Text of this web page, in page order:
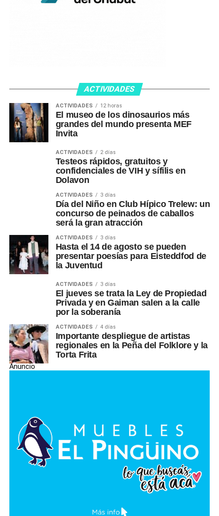
ACTIVIDADES
ACTIVIDADES 12 horas
El museo de los dinosaurios más
grandes del mundo presenta MEF
Invita
ACTIVIDADES 2 días
Testeos rápidos, gratuitos y
confidenciales de VIH y sífilis en
Dolavon
ACTIVIDADES 3 días
Día del Niño en Club Hípico Trelew: un
concurso de peinados de caballos
será la gran atracción
ACTIVIDADES 3 días
Hasta el 14 de agosto se pueden
presentar poesías para Eisteddfod de
la Juventud
ACTIVIDADES 3 días
El jueves se trata la Ley de Propiedad
Privada y en Gaiman salen a la calle
por la soberanía
ACTIVIDADES 4 días
Importante despliegue de artistas
regionales en la Peña del Folklore y la
Torta Frita
Anuncio